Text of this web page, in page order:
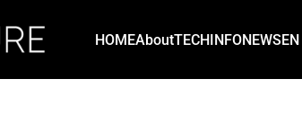
HOMEAboutTECHINFONEWSEN